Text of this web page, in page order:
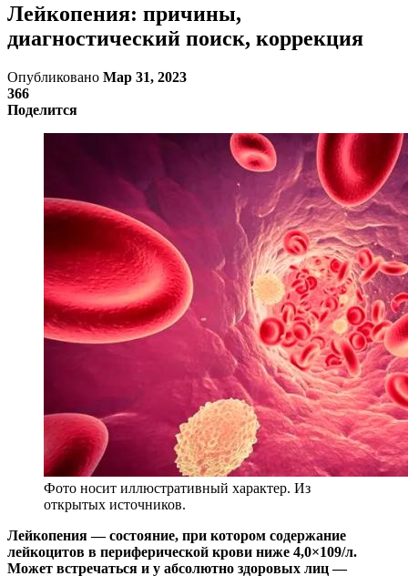
Лейкопения: причины,
диагностический поиск, коррекция
Опубликовано Мар 31, 2023
366
Поделится
Фото носит иллюстративный характер. Из
открытых источников.
Лейкопения — состояние, при котором содержание
лейкоцитов в периферической крови ниже 4,0×109/л.
Может встречаться и у абсолютно здоровых лиц —